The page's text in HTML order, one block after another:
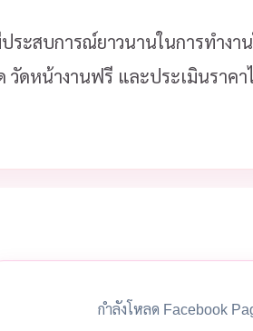
ประสบการณ์ยาวนานในการทำงา
วัดหน้างานฟรี และประเมินราคา
กำลังโหลด Facebook